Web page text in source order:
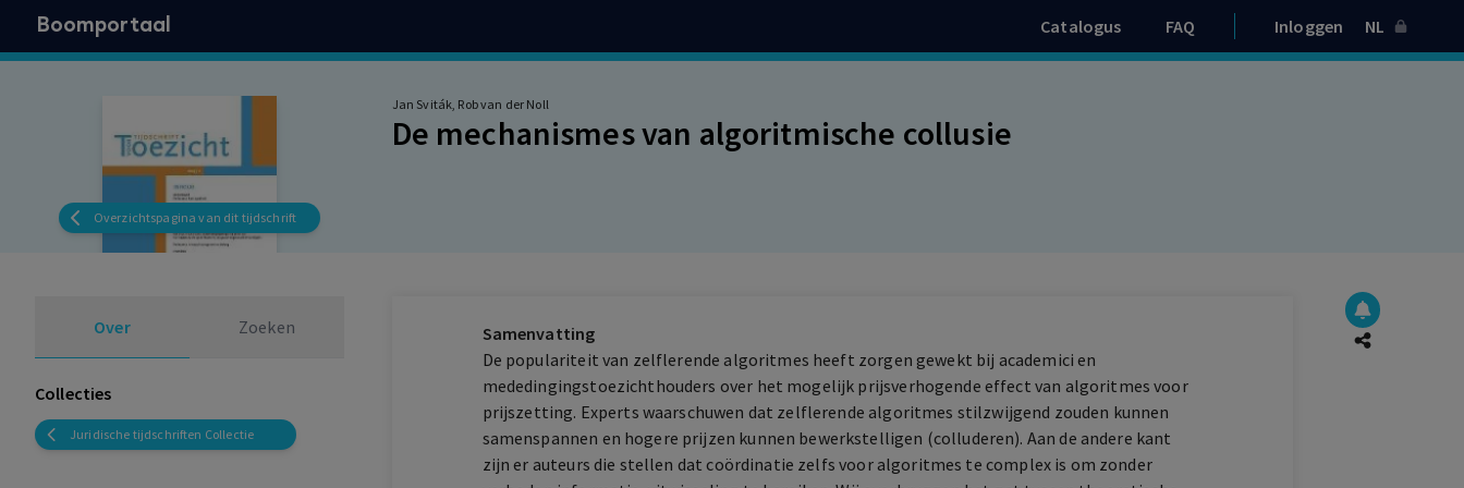
Boomportaal Catalogus FAQ Inloggen NL
Overzichtspagina van dit tijdschrift
Jan Sviták, Rob van der Noll
De mechanismes van algoritmische collusie
Over Zoeken
Collecties
Juridische tijdschriften Collectie
Samenvatting
De populariteit van zelflerende algoritmes heeft zorgen gewekt bij academici en
mededingingstoezichthouders over het mogelijk prijsverhogende effect van algoritmes voor
prijszetting. Experts waarschuwen dat zelflerende algoritmes stilzwijgend zouden kunnen
samenspannen en hogere prijzen kunnen bewerkstelligen (colluderen). Aan de andere kant
zijn er auteurs die stellen dat coördinatie zelfs voor algoritmes te complex is om zonder